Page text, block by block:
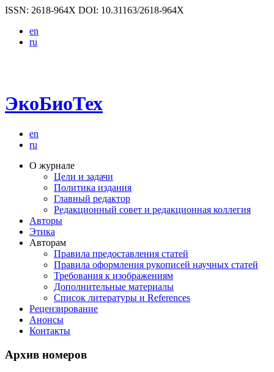
ISSN: 2618-964X DOI: 10.31163/2618-964X
en
ru
ЭкоБиоТех
en
ru
О журнале
Цели и задачи
Политика издания
Главный редактор
Редакционный совет и редакционная коллегия
Авторы
Этика
Авторам
Правила предоставления статей
Правила оформления рукописей научных статей
Требования к изображениям
Дополнительные материалы
Список литературы и References
Рецензирование
Анонсы
Контакты
Архив номеров